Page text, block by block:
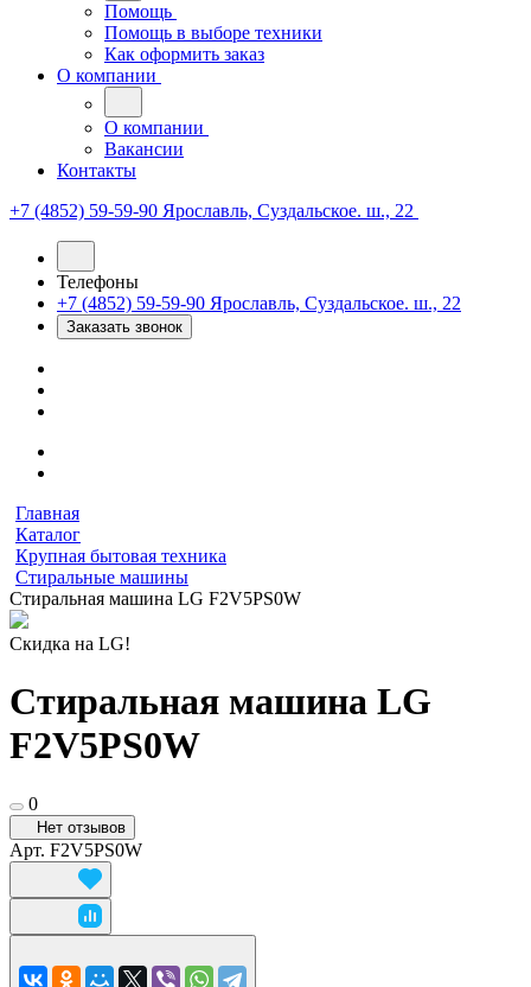
Помощь
Помощь в выборе техники
Как оформить заказ
О компании
О компании
Вакансии
Контакты
+7 (4852) 59-59-90 Ярославль, Суздальское. ш., 22
Телефоны
+7 (4852) 59-59-90 Ярославль, Суздальское. ш., 22
Заказать звонок
Главная
Каталог
Крупная бытовая техника
Стиральные машины
Стиральная машина LG F2V5PS0W
Скидка на LG!
Стиральная машина LG
F2V5PS0W
0
Нет отзывов
Арт. F2V5PS0W